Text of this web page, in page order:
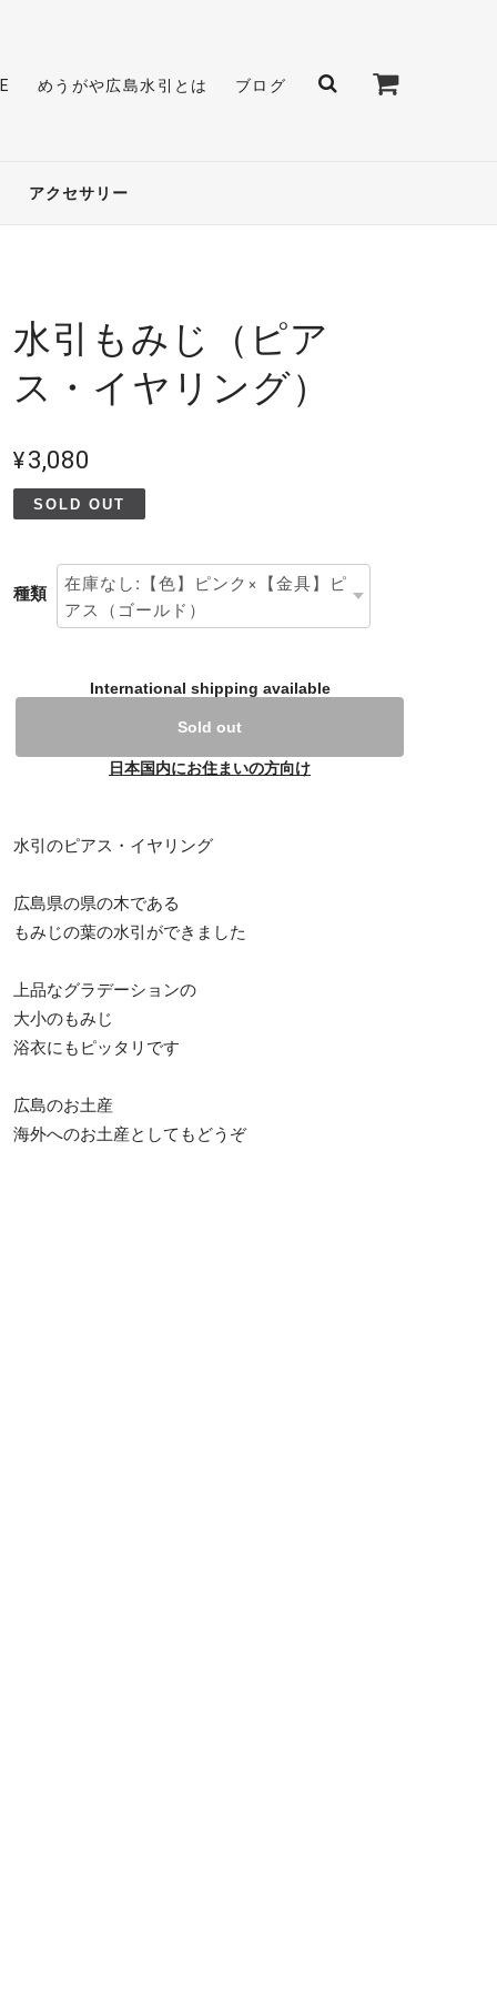
めうがや広島水引とは ブログ
アクセサリー
水引もみじ（ピア
ス・イヤリング）
¥3,080
SOLD OUT
種類
International shipping available
Sold out
日本国内にお住まいの方向け
水引のピアス・イヤリング
広島県の県の木である
もみじの葉の水引ができました
上品なグラデーションの
大小のもみじ
浴衣にもピッタリです
広島のお土産
海外へのお土産としてもどうぞ